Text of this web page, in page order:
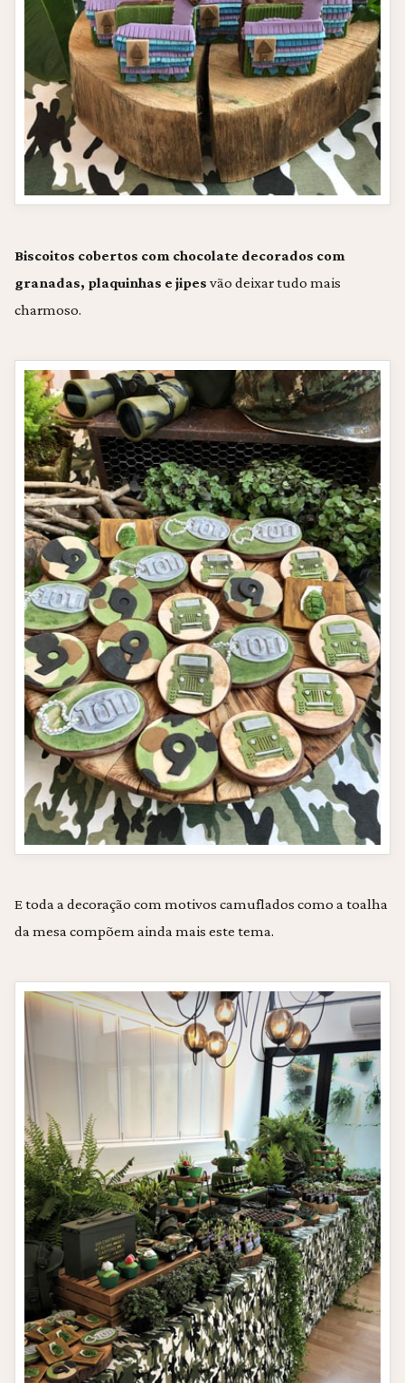
Biscoitos cobertos com chocolate decorados com
granadas, plaquinhas e jipes vão deixar tudo mais
charmoso.
E toda a decoração com motivos camuflados como a toalha
da mesa compõem ainda mais este tema.